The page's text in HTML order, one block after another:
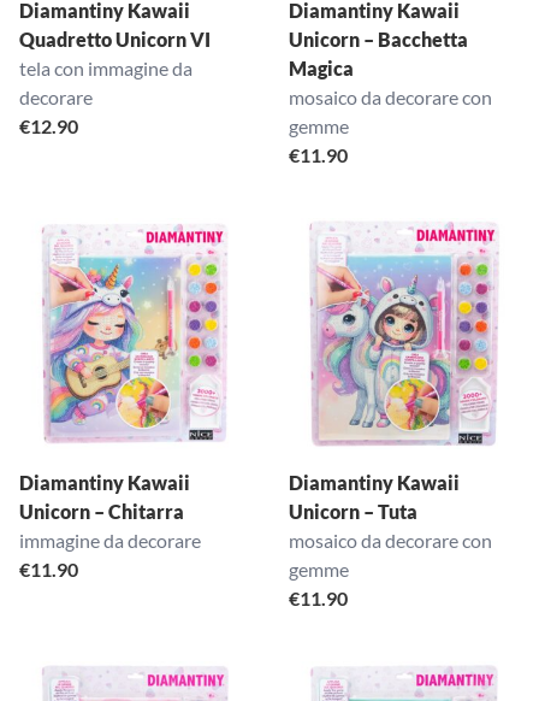
Diamantiny Kawaii
Quadretto Unicorn VI
tela con immagine da
decorare
€12.90
Diamantiny Kawaii
Unicorn – Bacchetta
Magica
mosaico da decorare con
gemme
€11.90
Diamantiny Kawaii
Unicorn – Chitarra
immagine da decorare
€11.90
Diamantiny Kawaii
Unicorn – Tuta
mosaico da decorare con
gemme
€11.90